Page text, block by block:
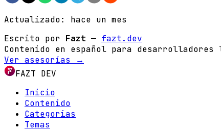
Actualizado: hace un mes
Escrito por Fazt — fazt.dev
Contenido en español para desarrolladores
Ver asesorías →
FAZT DEV
Inicio
Contenido
Categorias
Temas